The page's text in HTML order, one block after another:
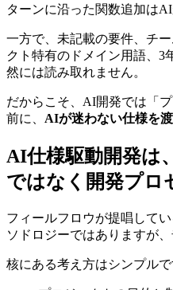
ターンに沿った関数追加は
一方で、未記載の要件、チ
クト特有のドメイン用語、3
然には読み取れません。
だからこそ、AI開発では「
前に、 AIが迷わない仕様を
AI仕様駆動開発は
ではなく開発プロ
フィールフロウが提唱して
ソドロジーではありますが
核にある考え方はシンプルで